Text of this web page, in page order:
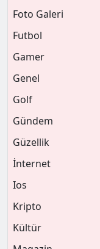
Foto Galeri
Futbol
Gamer
Genel
Golf
Gündem
Güzellik
İnternet
Ios
Kripto
Kültür